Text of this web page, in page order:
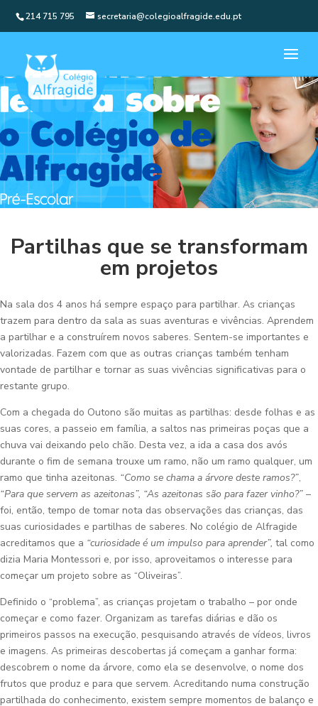
214 715 795 secretaria@colegioalfragide.edu.pt
Partilhas que se transformam
em projetos
Na sala dos 4 anos há sempre espaço para partilhar. As crianças
trazem para dentro da sala as suas aventuras e vivências. Aprendem
a partilhar e a construírem novos saberes. Sentem-se importantes e
valorizadas. Fazem com que as outras crianças também tenham
vontade de partilhar e tornar as suas vivências significativas para o
restante grupo.
Com a chegada do Outono são muitas as partilhas: desde folhas e as
suas cores, a passeio em família, a saltos nas primeiras poças que a
chuva vai deixando pelo chão. Desta vez, a ida a casa dos avós
durante o fim de semana trouxe um ramo, não um ramo qualquer, um
ramo que tinha azeitonas. “Como se chama a árvore deste ramos?”,
“Para que servem as azeitonas”, “As azeitonas são para fazer vinho?” –
foi, então, tempo de tomar nota das observações das crianças, das
suas curiosidades e partilhas de saberes. No colégio de Alfragide
acreditamos que a “curiosidade é um impulso para aprender”, tal como
dizia Maria Montessori e, por isso, aproveitamos o interesse para
começar um projeto sobre as “Oliveiras”.
Definido o “problema”, as crianças projetam o trabalho – por onde
começar e como fazer. Organizam as tarefas diárias e dão os
primeiros passos na execução, pesquisando através de vídeos, livros
e imagens. As primeiras descobertas já começam a ganhar forma:
descobrem o nome da árvore, como ela se desenvolve, o nome dos
frutos que produz e para que servem. Acreditando numa construção
partilhada do conhecimento, existem sempre momentos de balanço e